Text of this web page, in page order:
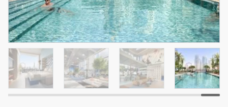
4 المعروض
مفروش/ة جزئيا
حالة
جاهز
اسم الوسيط
MOHAMMED ARSHAD SAIYED
رقم الوسيط
أتصل الأن
5 أشهر +